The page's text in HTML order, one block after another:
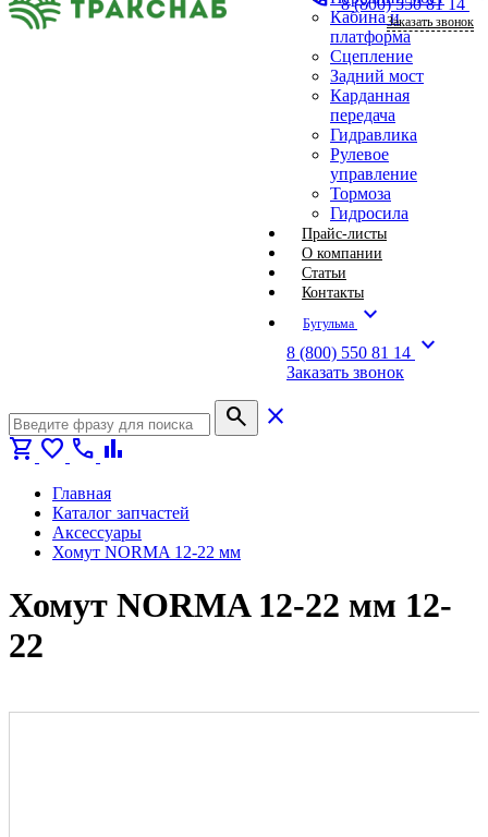
Кабина и
платформа
Сцепление
Задний мост
Карданная
передача
Гидравлика
Рулевое
управление
Тормоза
Гидросила
Прайс-листы
О компании
Статьи
Контакты
Бугульма expand_more
8 (800) 550 81 14 expand_more
Заказать звонок
Заказать звонок
search
close
shopping_cart favorite call bar_chart
Главная
Каталог запчастей
Аксессуары
Хомут NORMA 12-22 мм
Хомут NORMA 12-22 мм 12-
22